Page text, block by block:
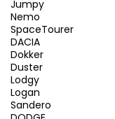
Jumpy
Nemo
SpaceTourer
DACIA
Dokker
Duster
Lodgy
Logan
Sandero